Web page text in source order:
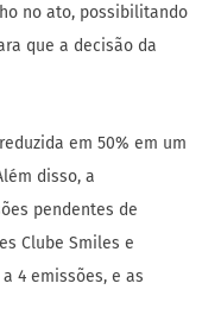
no ato, possibilitando
que a decisão da
em 50% em um
disso, a
pendentes de
Clube Smiles e
4 emissões, e as